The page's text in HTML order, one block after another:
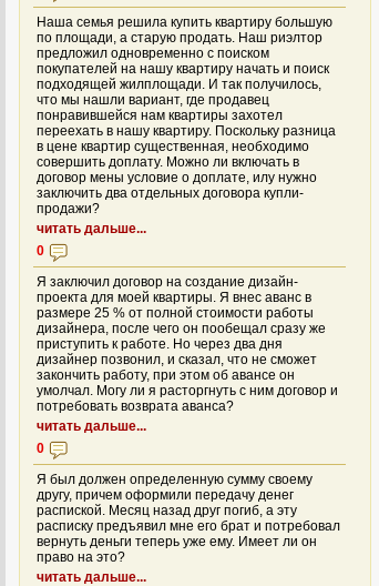
Наша семья решила купить квартиру большую
по площади, а старую продать. Наш риэлтор
предложил одновременно с поиском
покупателей на нашу квартиру начать и поиск
подходящей жилплощади. И так получилось,
что мы нашли вариант, где продавец
понравившейся нам квартиры захотел
переехать в нашу квартиру. Поскольку разница
в цене квартир существенная, необходимо
совершить доплату. Можно ли включать в
договор мены условие о доплате, илу нужно
заключить два отдельных договора купли-
продажи?
читать дальше...
0
Я заключил договор на создание дизайн-
проекта для моей квартиры. Я внес аванс в
размере 25 % от полной стоимости работы
дизайнера, после чего он пообещал сразу же
приступить к работе. Но через два дня
дизайнер позвонил, и сказал, что не сможет
закончить работу, при этом об авансе он
умолчал. Могу ли я расторгнуть с ним договор и
потребовать возврата аванса?
читать дальше...
0
Я был должен определенную сумму своему
другу, причем оформили передачу денег
распиской. Месяц назад друг погиб, а эту
расписку предъявил мне его брат и потребовал
вернуть деньги теперь уже ему. Имеет ли он
право на это?
читать дальше...